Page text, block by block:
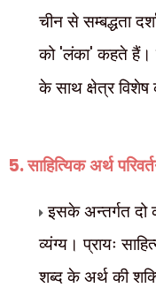
चीन से सम्बद्धता
को 'लंका'कहते हैं।
के साथ क्षेत्र विशेष
5.साहित्यिक अर्थ
इसके अन्तर्गत दो
व्यंग्य। प्रायः
शब्द के अर्थ की